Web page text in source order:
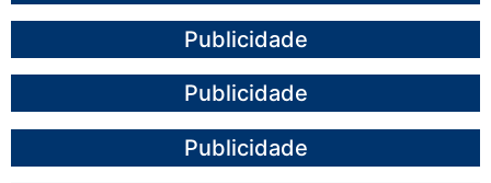
Publicidade
Publicidade
Publicidade